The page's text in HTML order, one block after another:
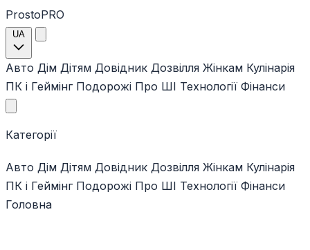
ProstoPRO
UA
Авто Дім Дітям Довідник Дозвілля Жінкам Кулінарія
ПК і Геймінг Подорожі Про ШІ Технології Фінанси
Категорії
Авто Дім Дітям Довідник Дозвілля Жінкам Кулінарія
ПК і Геймінг Подорожі Про ШІ Технології Фінанси
Головна